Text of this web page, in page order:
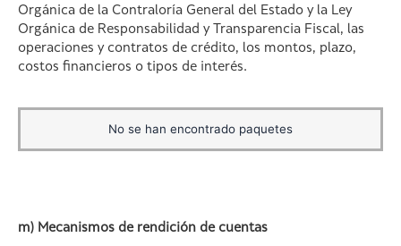
Orgánica de la Contraloría General del Estado y la Ley
Orgánica de Responsabilidad y Transparencia Fiscal, las
operaciones y contratos de crédito, los montos, plazo,
costos financieros o tipos de interés.
No se han encontrado paquetes
m) Mecanismos de rendición de cuentas